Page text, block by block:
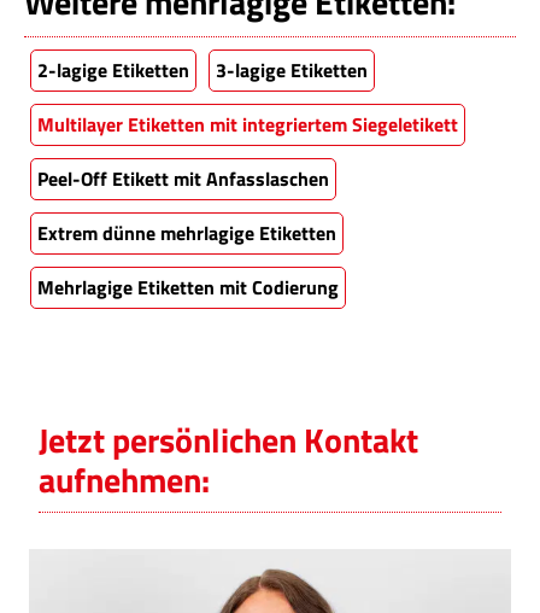
2-lagige Etiketten
3-lagige Etiketten
Multilayer Etiketten mit integriertem Siegeletikett
Peel-Off Etikett mit Anfasslaschen
Extrem dünne mehrlagige Etiketten
Mehrlagige Etiketten mit Codierung
Jetzt persönlichen Kontakt
aufnehmen: